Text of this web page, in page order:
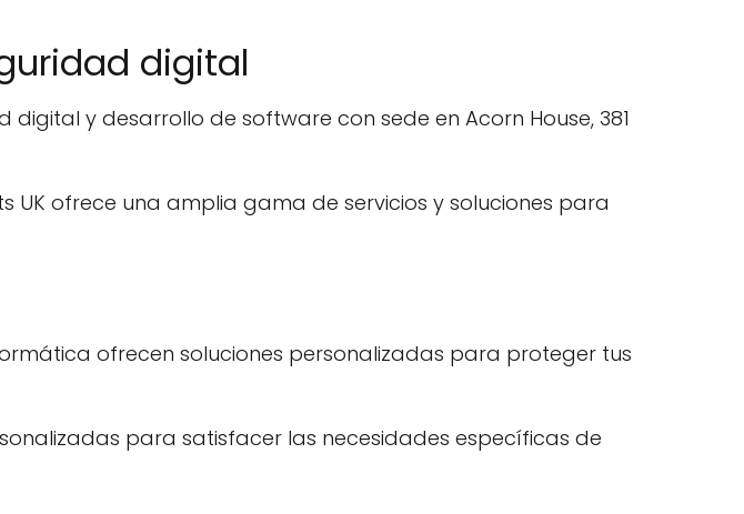
digital
y desarrollo de software con sede en Acorn House, 381
UK ofrece una amplia gama de servicios y soluciones para
ofrecen soluciones personalizadas para proteger tus
para satisfacer las necesidades específicas de